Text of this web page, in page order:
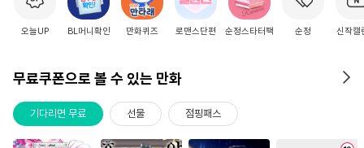
오늘UP BL머니확인 만화퀴즈 로맨스단편 순정스타터팩 순정 신작캘
무료쿠폰으로 볼 수 있는 만화
기다리면 무료 선물 점핑패스